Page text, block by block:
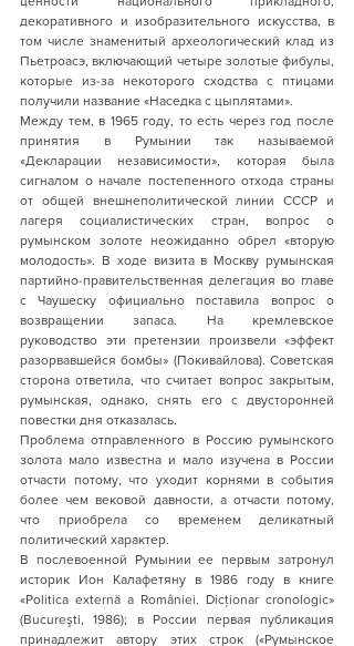
декоративного и изобразительного искусства, в
том числе знаменитый археологический клад из
Пьетроасэ, включающий четыре золотые фибулы,
которые из-за некоторого сходства с птицами
получили название «Наседка с цыплятами».
Между тем, в 1965 году, то есть через год после
принятия в Румынии так называемой
«Декларации независимости», которая была
сигналом о начале постепенного отхода страны
от общей внешнеполитической линии СССР и
лагеря социалистических стран, вопрос о
румынском золоте неожиданно обрел «вторую
молодость». В ходе визита в Москву румынская
партийно-правительственная делегация во главе
с Чаушеску официально поставила вопрос о
возвращении запаса. На кремлевское
руководство эти претензии произвели «эффект
разорвавшейся бомбы» (Покивайлова). Советская
сторона ответила, что считает вопрос закрытым,
румынская, однако, снять его с двусторонней
повестки дня отказалась.
Проблема отправленного в Россию румынского
золота мало известна и мало изучена в России
отчасти потому, что уходит корнями в события
более чем вековой давности, а отчасти потому,
что приобрела со временем деликатный
политический характер.
В послевоенной Румынии ее первым затронул
историк Ион Калафетяну в 1986 году в книге
«Politica externă a României. Dicţionar cronologic»
(Bucureşti, 1986); в России первая публикация
принадлежит автору этих строк («Румынское